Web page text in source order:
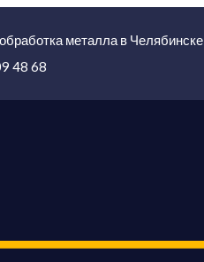
металла в Челябинске
48 68